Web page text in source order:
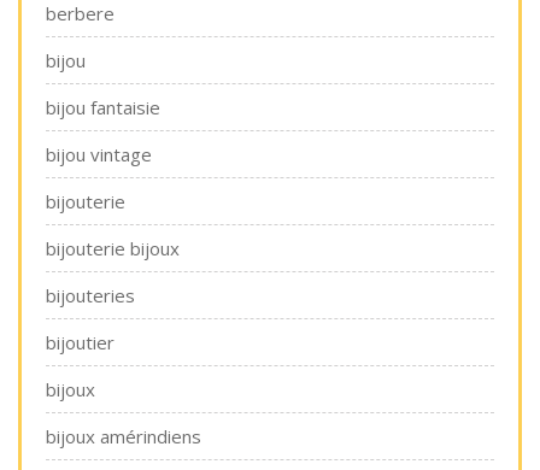
berbere
bijou
bijou fantaisie
bijou vintage
bijouterie
bijouterie bijoux
bijouteries
bijoutier
bijoux
bijoux amérindiens